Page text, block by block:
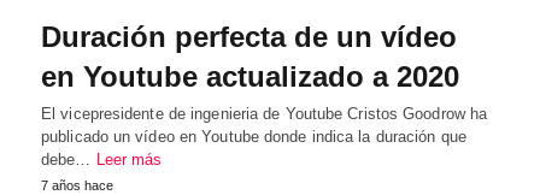
Duración perfecta de un vídeo
en Youtube actualizado a 2020
El vicepresidente de ingenieria de Youtube Cristos Goodrow ha
publicado un vídeo en Youtube donde indica la duración que
debe… Leer más
7 años hace